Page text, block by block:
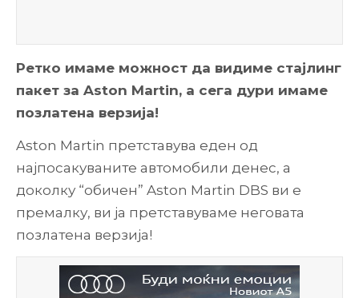
Ретко имаме можност да видиме стајлинг
пакет за Aston Martin, а сега дури имаме
позлатена верзија!
Aston Martin претставува еден од
најпосакуваните автомобили денес, а
доколку “обичен” Aston Martin DBS ви е
премалку, ви ја претставуваме неговата
позлатена верзија!